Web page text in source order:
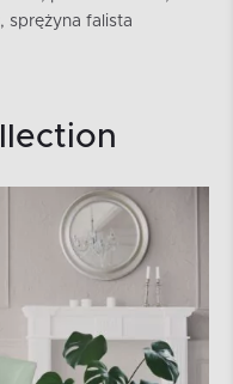
sprężyna falista